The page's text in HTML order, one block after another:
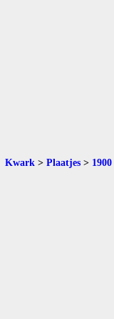
Kwark > Plaatjes > 1900